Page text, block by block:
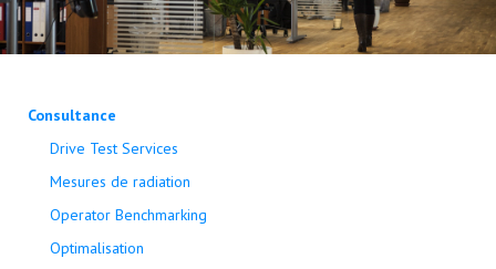
Consultance
Drive Test Services
Mesures de radiation
Operator Benchmarking
Optimalisation